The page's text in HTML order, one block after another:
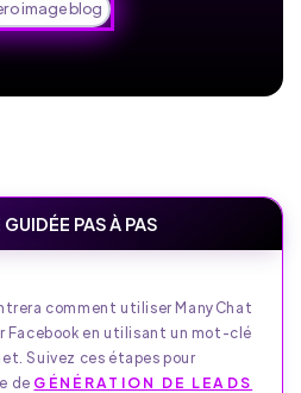
PAS À PAS
comment utiliser ManyChat
Facebook en utilisant un mot-clé
Suivez ces étapes pour
de GÉNÉRATION DE LEADS